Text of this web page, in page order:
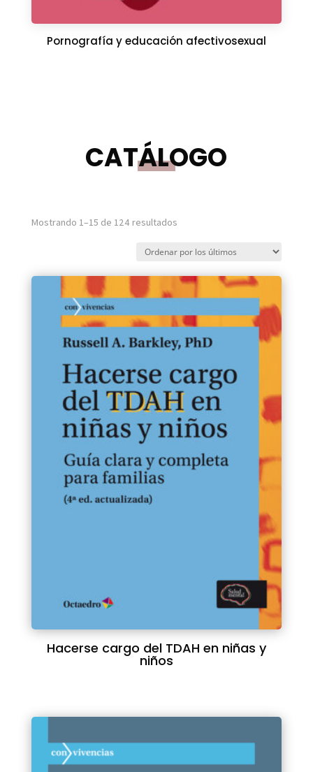
Pornografía y educación afectivosexual
CATÁLOGO
Mostrando 1–15 de 124 resultadosOrdenado
últimos
Hacerse cargo del TDAH en niñas y
niños